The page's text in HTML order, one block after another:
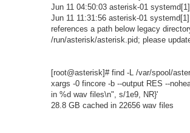
Jun 11 04:50:03 asterisk-01
Jun 11 11:31:56 asterisk-01
references a path below legacy
/run/asterisk/asterisk.pid; please
[root@asterisk]# find -L /var/spool/
xargs -0 fincore -b --output RES --
in %d wav files\n", s/1e9, NR}'
28.8 GB cached in 22656 wav files